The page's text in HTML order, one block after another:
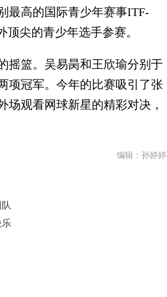
高的国际青少年赛事ITF-
尖的青少年选手参赛。
篮。吴易昺和王欣瑜分别于
项冠军。今年的比赛吸引了张
场观看网球新星的精彩对决，
编辑：孙婷婷
乐